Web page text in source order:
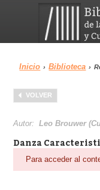
Menu
Biblioteca
Inicio › Biblioteca ›
VOLVER
Autor:Leo Brouwer
Danza
Para acceder al